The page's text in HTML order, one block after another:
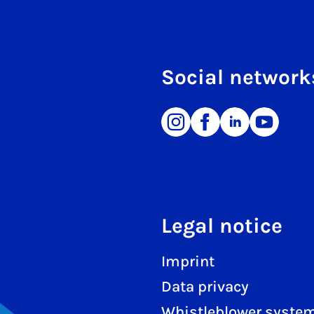
Social
Legal notice
Imprint
Data privacy